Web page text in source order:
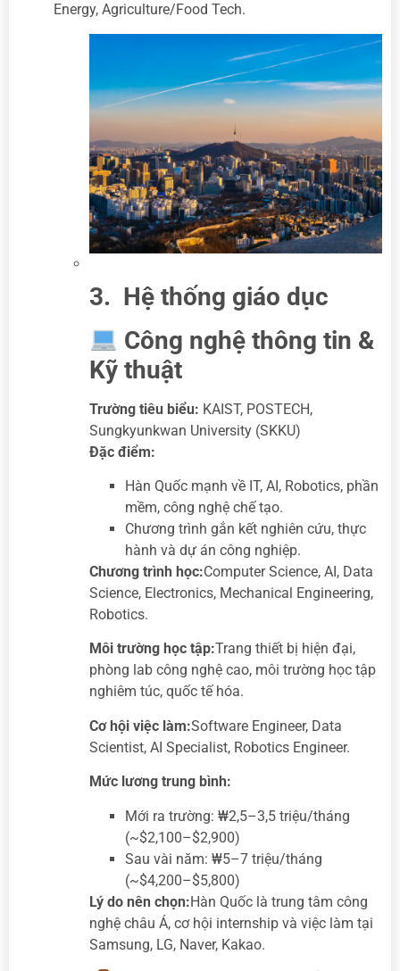
Energy, Agriculture/Food Tech.
3. Hệ thống giáo dục
Công nghệ thông tin &
Kỹ thuật
Trường tiêu biểu: KAIST, POSTECH,
Sungkyunkwan University (SKKU)
Đặc điểm:
Hàn Quốc mạnh về IT, AI, Robotics, phần
mềm, công nghệ chế tạo.
Chương trình gắn kết nghiên cứu, thực
hành và dự án công nghiệp.
Chương trình học:Computer Science, AI, Data
Science, Electronics, Mechanical Engineering,
Robotics.
Môi trường học tập:Trang thiết bị hiện đại,
phòng lab công nghệ cao, môi trường học tập
nghiêm túc, quốc tế hóa.
Cơ hội việc làm:Software Engineer, Data
Scientist, AI Specialist, Robotics Engineer.
Mức lương trung bình:
Mới ra trường: ₩2,5–3,5 triệu/tháng
(~$2,100–$2,900)
Sau vài năm: ₩5–7 triệu/tháng
(~$4,200–$5,800)
Lý do nên chọn:Hàn Quốc là trung tâm công
nghệ châu Á, cơ hội internship và việc làm tại
Samsung, LG, Naver, Kakao.